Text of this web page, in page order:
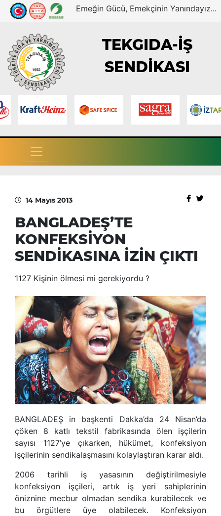
Emeğin Gücü, Emekçinin Yanındayız...
TEKGIDA-İŞ
SENDİKASI
14 Mayıs 2013
BANGLADEŞ’TE
KONFEKSİYON
SENDİKASINA İZİN ÇIKTI
1127 Kişinin ölmesi mi gerekiyordu ?
BANGLADEŞ in başkenti Dakka’da 24 Nisan’da
çöken 8 katlı tekstil fabrikasında ölen işçilerin
sayısı 1127’ye çıkarken, hükümet, konfeksiyon
işçilerinin sendikalaşmasını kolaylaştıran karar aldı.
2006 tarihli iş yasasının değiştirilmesiyle
konfeksiyon işçileri, artık iş yeri sahiplerinin
öniznine mecbur olmadan sendika kurabilecek ve
bu örgütlere üye olabilecek. Konfeksiyon